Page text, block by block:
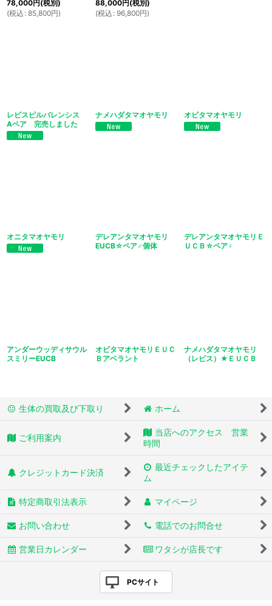
78,000円(税別)
(税込 : 85,800円)
88,000円(税別)
(税込 : 96,800円)
レビスピルバレンシス
Aペア 完売しました
ナメハダタマオヤモリ オビタマオヤモリ
オニタマオヤモリ
デレアンタマオヤモリ
EUCB☆ペア♂個体
デレアンタマオヤモリＥ
ＵＣＢ☆ペア♀
アンダーウッディサウル
スミリーEUCB
オビタマオヤモリＥＵＣ
Ｂアベラント
ナメハダタマオヤモリ
（レビス）★ＥＵＣＢ
生体の買取及び下取り ホーム
ご利用案内
当店へのアクセス 営業
時間
クレジットカード決済
最近チェックしたアイテ
ム
特定商取引法表示 マイページ
お問い合わせ 電話でのお問合せ
営業日カレンダー ワタシが店長です
PCサイト